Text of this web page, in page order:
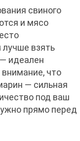
свиного
и мясо
взять
идеален
что
— сильная
под ваш
прямо перед